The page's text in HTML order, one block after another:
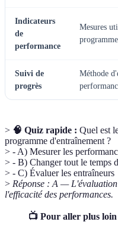
Indicateurs
de
performance
Mesures
Suivi de
progrès
Méthode
> 🧠 Quiz rapide : Quel est
programme d'entraînement ?
> - A) Mesurer les
> - B) Changer tout le temps
> - C) Évaluer les entraîneurs
> Réponse : A —
l'efficacité des performances.
📺 Pour aller plus loin